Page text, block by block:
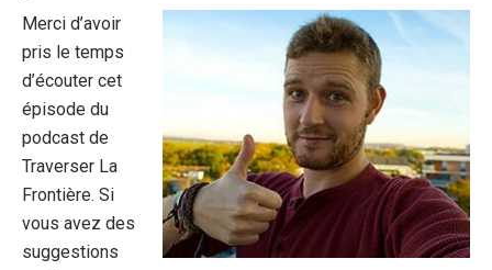
Merci d’avoir
pris le temps
d’écouter cet
épisode du
podcast de
Traverser La
Frontière. Si
vous avez des
suggestions